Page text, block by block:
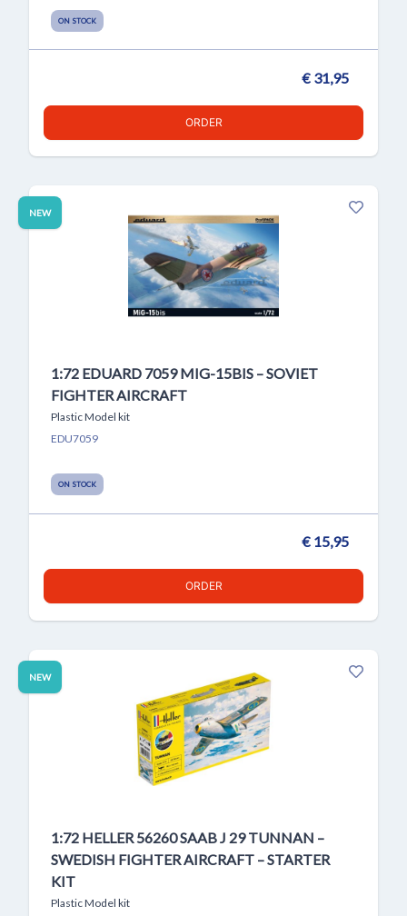
ON STOCK
€ 31,95
ORDER
NEW
1:72 EDUARD 7059 MIG-15BIS – SOVIET
FIGHTER AIRCRAFT
Plastic Model kit
EDU7059
ON STOCK
€ 15,95
ORDER
NEW
1:72 HELLER 56260 SAAB J 29 TUNNAN –
SWEDISH FIGHTER AIRCRAFT – STARTER
KIT
Plastic Model kit